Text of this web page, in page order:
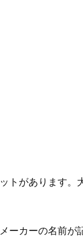
トがあります
ーカーの名前